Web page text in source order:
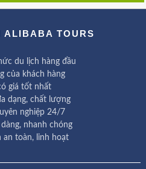
ALIBABA TOURS
du lịch hàng đầu
của khách hàng
giá tốt nhất
dạng, chất lượng
nghiệp 24/7
nhanh chóng
an toàn, linh hoạt